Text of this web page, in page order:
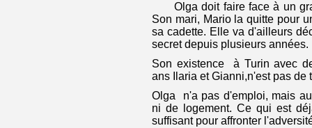
Olga doit faire face à un
Son mari, Mario la quitte pour
sa cadette. Elle va d'ailleurs
secret depuis plusieurs années.
Son existence à Turin avec
ans Ilaria et Gianni,n'est pas de
Olga n'a pas d'emploi, mais
ni de logement. Ce qui est
suffisant pour affronter